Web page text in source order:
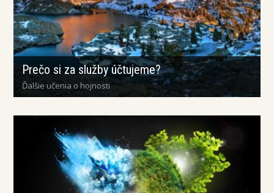
Prečo si za služby účtujeme?
Ďalšie učenia o hojnosti